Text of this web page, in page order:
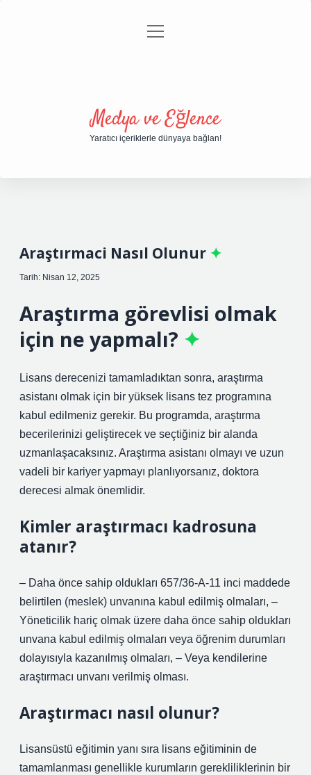
Gizlilik Politikası
menüyü
Medya ve Eğlence
Yaratıcı içeriklerle dünyaya bağlan!
Araştırmaci Nasıl Olunur
Tarih: Nisan 12, 2025
Araştırma görevlisi olmak
için ne yapmalı?
Lisans derecenizi tamamladıktan sonra, araştırma
asistanı olmak için bir yüksek lisans tez programına
kabul edilmeniz gerekir. Bu programda, araştırma
becerilerinizi geliştirecek ve seçtiğiniz bir alanda
uzmanlaşacaksınız. Araştırma asistanı olmayı ve uzun
vadeli bir kariyer yapmayı planlıyorsanız, doktora
derecesi almak önemlidir.
Kimler araştırmacı kadrosuna
atanır?
– Daha önce sahip oldukları 657/36-A-11 inci maddede
belirtilen (meslek) unvanına kabul edilmiş olmaları, –
Yöneticilik hariç olmak üzere daha önce sahip oldukları
unvana kabul edilmiş olmaları veya öğrenim durumları
dolayısıyla kazanılmış olmaları, – Veya kendilerine
araştırmacı unvanı verilmiş olması.
Araştırmacı nasıl olunur?
Lisansüstü eğitimin yanı sıra lisans eğitiminin de
tamamlanması genellikle kurumların gerekliliklerinin bir